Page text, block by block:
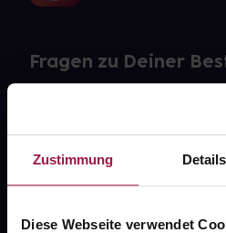
Zustimmung Details
Diese Webseite verwendet
Fragen zu Deiner